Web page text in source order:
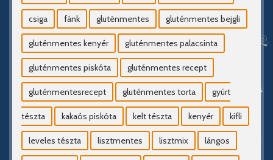
csiga fánk gluténmentes gluténmentes bejgli
gluténmentes kenyér gluténmentes palacsinta
gluténmentes piskóta gluténmentes recept
gluténmentesrecept gluténmentes torta gyúrt
tészta kakaós piskóta kelt tészta kenyér kifli
leveles tészta lisztmentes lisztmix lángos